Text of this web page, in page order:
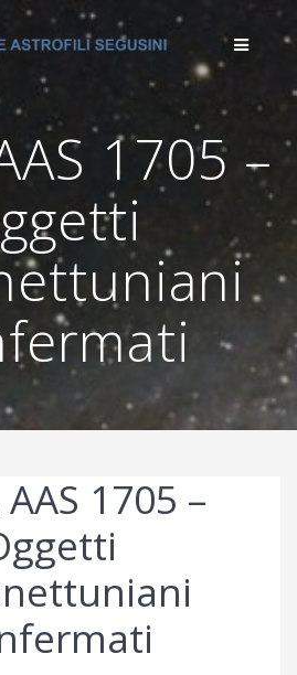
Salta
al
contenuto
1705 –
1705 –